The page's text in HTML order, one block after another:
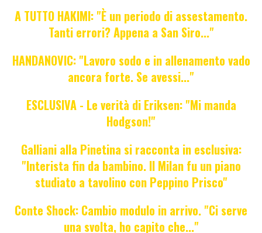
A TUTTO HAKIMI: "È un periodo di assestamento.
Tanti errori? Appena a San Siro..."
HANDANOVIC: "Lavoro sodo e in allenamento vado
ancora forte. Se avessi..."
ESCLUSIVA - Le verità di Eriksen: "Mi manda
Hodgson!"
Galliani alla Pinetina si racconta in esclusiva:
"Interista fin da bambino. Il Milan fu un piano
studiato a tavolino con Peppino Prisco"
Conte Shock: Cambio modulo in arrivo. "Ci serve
una svolta, ho capito che..."